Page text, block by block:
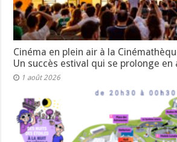
Cinéma en plein air à la
Un succès estival qui se prolonge en
1 août 2026